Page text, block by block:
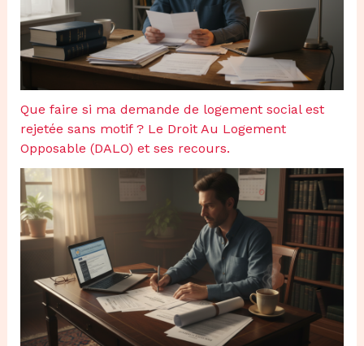
Que faire si ma demande de logement social est
rejetée sans motif ? Le Droit Au Logement
Opposable (DALO) et ses recours.